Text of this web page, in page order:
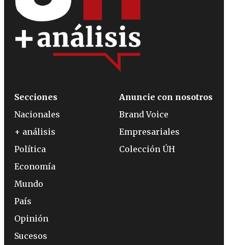
Secciones
Nacionales
+ análisis
Política
Economía
Mundo
País
Opinión
Sucesos
Anuncie con nosotros
Brand Voice
Empresariales
Colección ÚH